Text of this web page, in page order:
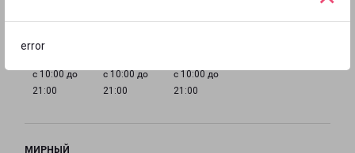
error
21:00
21:00
21:00
21:00
с 10:00 до
21:00
с 10:00 до
21:00
с 10:00 до
21:00
МИРНЫЙ